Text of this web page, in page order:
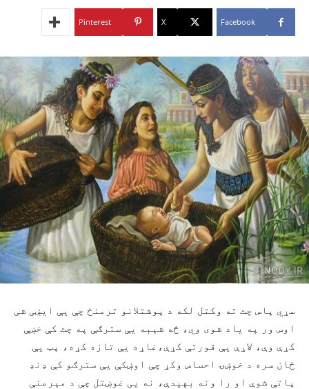
Facebook
X
Pinterest
سړي پاس چت ته وکتل لکه د پوشتلانو ترمنځ چې يې ايښی شی
اوس ور په ياد شوی وي، څه شېبه يې سترګې په چت کې خښې
کړې وې، لاړې يې قورتې کړې،غاړه يې تازه کړه، پټ يې
ځان سره د خوښۍ احساس وکړ چې اوښکې يې سترګو کې ډنډ
پاتې شوې او را ونه بهيدې، نه يی غوښتل چې د مېرمنې